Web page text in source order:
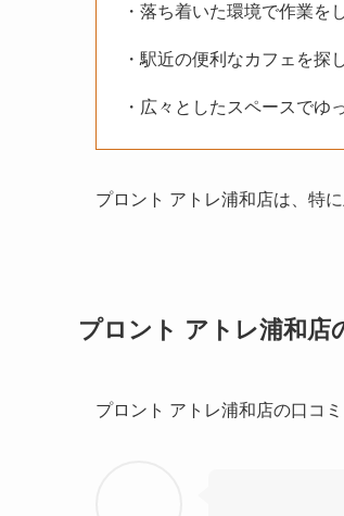
・落ち着いた環境で作業を
・駅近の便利なカフェを探
・広々としたスペースでゆ
プロント アトレ浦和店は、特
プロント アトレ浦和店
プロント アトレ浦和店の口コ